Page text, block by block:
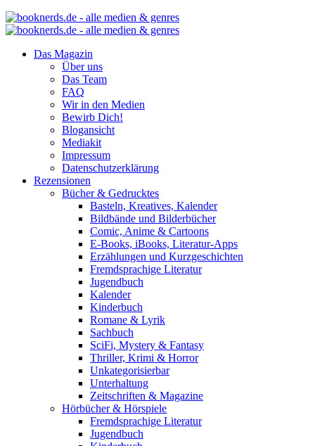
Das Magazin
Über uns
Das Team
FAQ
Wir in den Medien
Bewirb Dich!
Blogansicht
Mediakit
Impressum
Datenschutzerklärung
Rezensionen
Bücher & Gedrucktes
Basteln, Kreatives, Kalender
Bildbände und Bilderbücher
Comic, Anime & Cartoons
E-Books, iBooks, Literatur-Apps
Erzählungen und Kurzgeschichten
Fremdsprachige Literatur
Jugendbuch
Kalender
Kinderbuch
Romane & Lyrik
Sachbuch
SciFi, Mystery & Fantasy
Thriller, Krimi & Horror
Unkategorisierbar
Unterhaltung
Zeitschriften & Magazine
Hörbücher & Hörspiele
Fremdsprachige Literatur
Jugendbuch